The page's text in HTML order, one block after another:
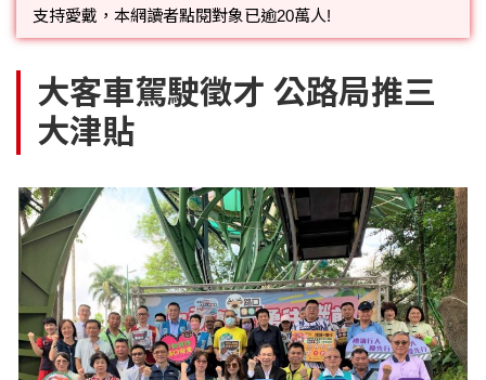
府會議題
街坊大小事
交通警消
地方大小事
校園動態
原住民動態
立法院
黨政新聞
選舉新聞
總統大選
縣市長選舉
議員民代選舉
鄉鎮長村里長選舉
溫馨關懷
公益行善
溫馨關懷
民俗薪傳
藝文展覽
專題講座
時尚你我他
休閒旅遊
時尚行業
醫療養生
醫藥新訊
衞生保健
產業科技
科技新知
我要爆料
支持愛戴，本網讀者點閱對象已逾20萬人!
網;詳洽各記者或聯繫：0910-259565洽詢。
大客車駕駛徵才 公路局推三
大津貼